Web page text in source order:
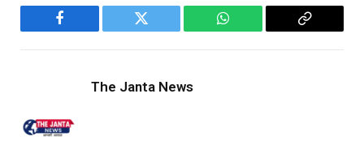
Facebook Twitter WhatsApp
Copy
The Janta News